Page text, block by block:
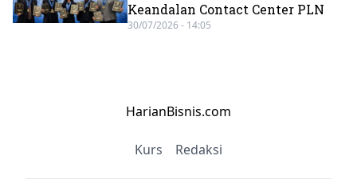
Keandalan Contact Center PLN
30/07/2026 - 14:05
HarianBisnis.com
Kurs Redaksi